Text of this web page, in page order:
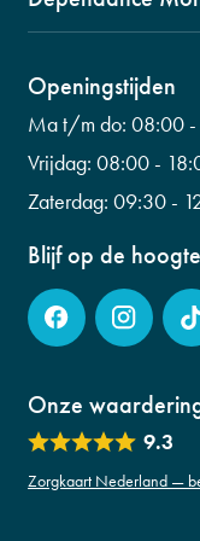
Kerkbuurt 90
Wilhelminalaan 56
0299 223 798
Openingstijden
Ma t/m do: 08:00
Vrijdag: 08:00 -
Zaterdag: 09:30 -
Blijf op de
Onze
9.3
Zorgkaart Nederland —